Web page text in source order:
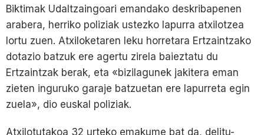
Biktimak Udaltzaingoari emandako deskribapenen
arabera, herriko poliziak ustezko lapurra atxilotzea
lortu zuen. Atxiloketaren leku horretara Ertzaintzako
dotazio batzuk ere agertu zirela baieztatu du
Ertzaintzak berak, eta «bizilagunek jakitera eman
zieten inguruko garaje batzuetan ere lapurreta egin
zuela», dio euskal poliziak.
Atxilotutakoa 32 urteko emakume bat da, delitu-